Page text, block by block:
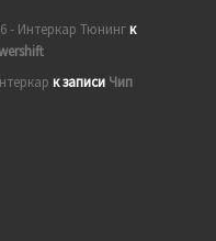
- Интеркар Тюнингк
к записи Чип